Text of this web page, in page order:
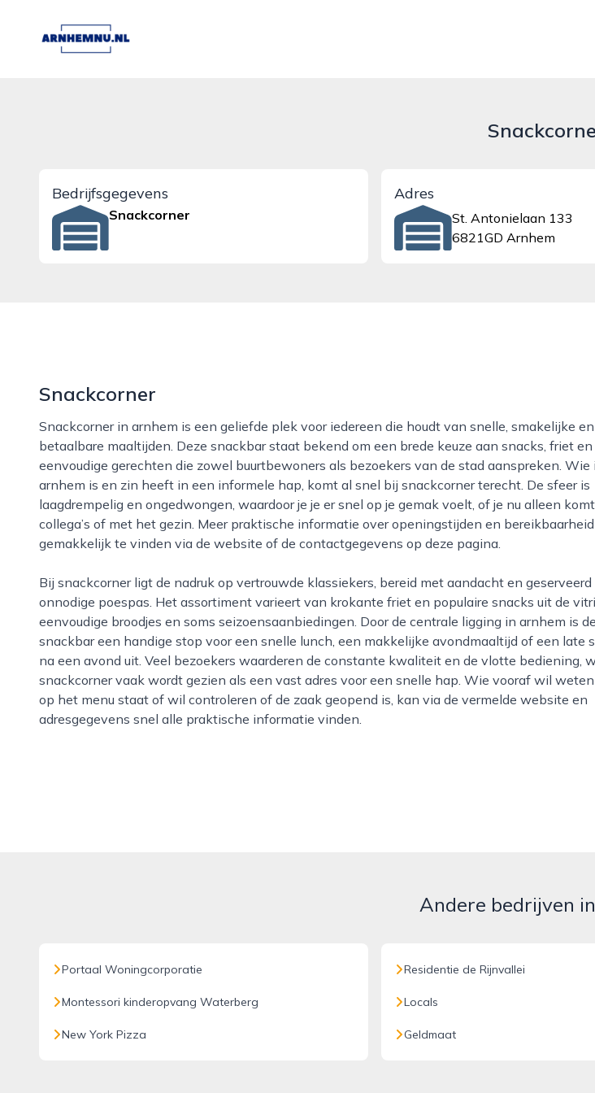
arnhemnu.nl
Bedrijfsgegevens
Snackcorner
Adres
St. Antonielaan 133
6821GD Arnhem
Snackcorner
Snackcorner in arnhem is een geliefde plek voor iedereen die houdt van snelle, smakelijke en
betaalbare maaltijden. Deze snackbar staat bekend om een brede keuze aan snacks, friet en
eenvoudige gerechten die zowel buurtbewoners als bezoekers van de stad aanspreken. Wie
arnhem is en zin heeft in een informele hap, komt al snel bij snackcorner terecht. De sfeer is
laagdrempelig en ongedwongen, waardoor je je er snel op je gemak voelt, of je nu alleen
collega’s of met het gezin. Meer praktische informatie over openingstijden en
gemakkelijk te vinden via de website of de contactgegevens op deze pagina.
Bij snackcorner ligt de nadruk op vertrouwde klassiekers, bereid met aandacht en geserveerd zonder
onnodige poespas. Het assortiment varieert van krokante friet en populaire snacks uit de
eenvoudige broodjes en soms seizoensaanbiedingen. Door de centrale ligging in arnhem is
snackbar een handige stop voor een snelle lunch, een makkelijke avondmaaltijd of een late
na een avond uit. Veel bezoekers waarderen de constante kwaliteit en de vlotte bediening,
snackcorner vaak wordt gezien als een vast adres voor een snelle hap. Wie vooraf wil
op het menu staat of wil controleren of de zaak geopend is, kan via de vermelde website en
adresgegevens snel alle praktische informatie vinden.
Andere bedrijven
Portaal Woningcorporatie
Montessori kinderopvang Waterberg
New York Pizza
Residentie de Rijnvallei
Locals
Geldmaat